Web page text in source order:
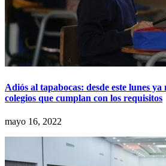
Adiós al tapabocas: desde este lunes
colegios que cumplan con los requisitos
mayo 16, 2022